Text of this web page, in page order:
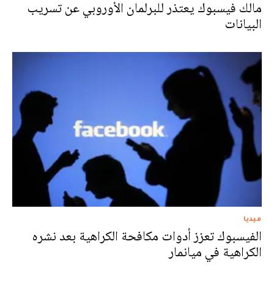
مالك فيسبوك يعتذر للبرلمان الأوروبي عن تسريب
البيانات
ميديا
الفيسبوك تعزز أدوات مكافحة الكراهية بعد نشره
الكراهية في ميانمار